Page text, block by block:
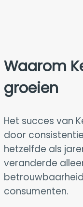
Waarom
groeien
Het succes van
door
hetzelfde als
veranderde
consumenten.